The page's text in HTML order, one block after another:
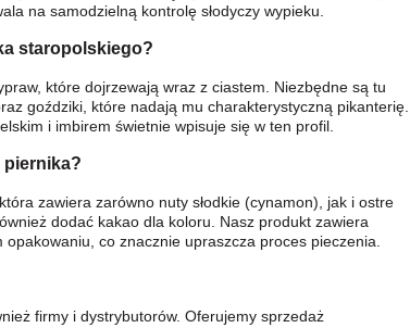
na samodzielną kontrolę słodyczy wypieku.
staropolskiego?
które dojrzewają wraz z ciastem. Niezbędne są tu
goździki, które nadają mu charakterystyczną pikanterię.
i imbirem świetnie wpisuje się w ten profil.
zawiera zarówno nuty słodkie (cynamon), jak i ostre
dodać kakao dla koloru. Nasz produkt zawiera
co znacznie upraszcza proces pieczenia.
firmy i dystrybutorów. Oferujemy sprzedaż